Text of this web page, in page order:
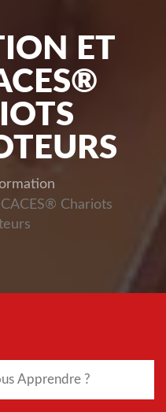
ET
Chariots